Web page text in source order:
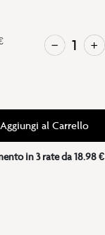
Aggiungi al Carrello
in 3 rate da 18.98 €